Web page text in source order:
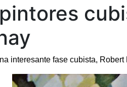
interesante fase cubista,